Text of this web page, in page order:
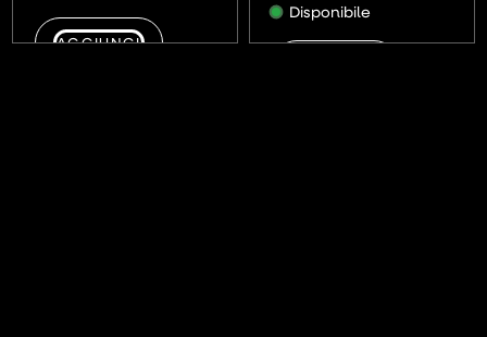
AGGIUNGI
Disponibile